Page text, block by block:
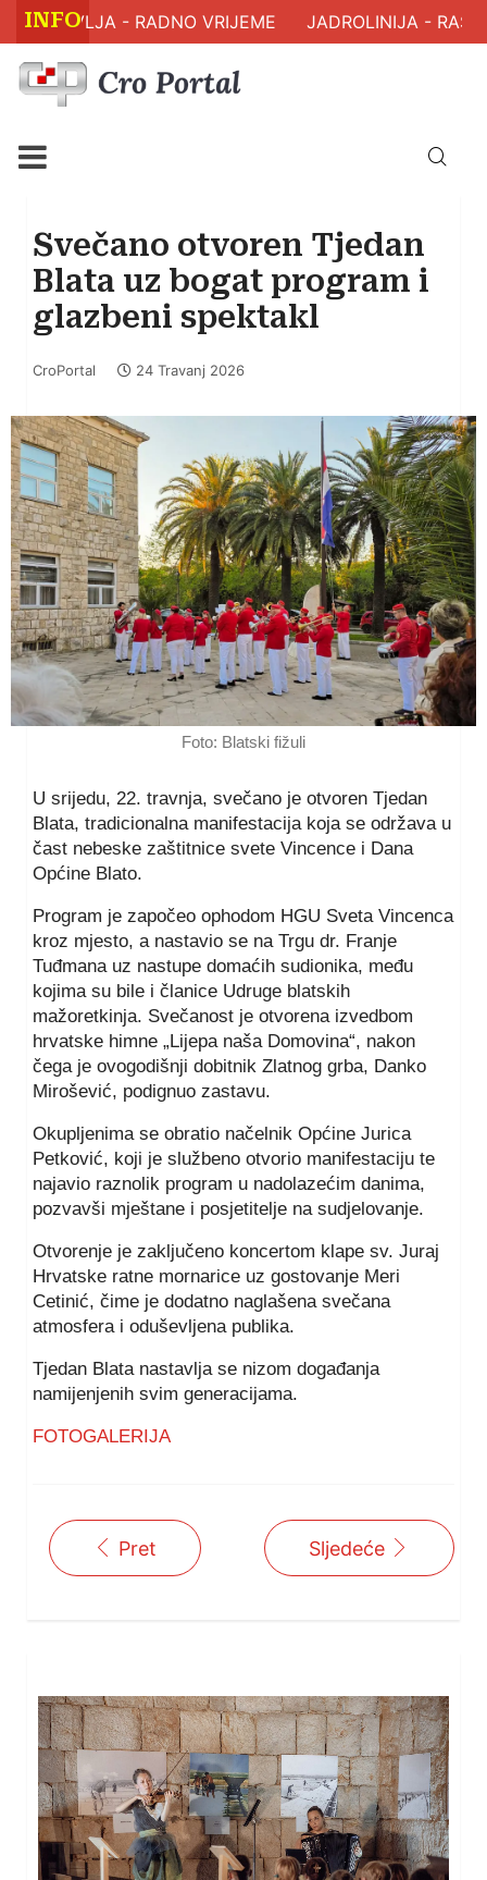
INFO
ZDRAVLJA - RADNO VRIJEME JADROLINIJA -
Svečano otvoren Tjedan
Blata uz bogat program i
glazbeni spektakl
CroPortal 24 Travanj 2026
Foto: Blatski fižuli
U srijedu, 22. travnja, svečano je otvoren Tjedan
Blata, tradicionalna manifestacija koja se održava u
čast nebeske zaštitnice svete Vincence i Dana
Općine Blato.
Program je započeo ophodom HGU Sveta Vincenca
kroz mjesto, a nastavio se na Trgu dr. Franje
Tuđmana uz nastupe domaćih sudionika, među
kojima su bile i članice Udruge blatskih
mažoretkinja. Svečanost je otvorena izvedbom
hrvatske himne „Lijepa naša Domovina“, nakon
čega je ovogodišnji dobitnik Zlatnog grba, Danko
Mirošević, podignuo zastavu.
Okupljenima se obratio načelnik Općine Jurica
Petković, koji je službeno otvorio manifestaciju te
najavio raznolik program u nadolazećim danima,
pozvavši mještane i posjetitelje na sudjelovanje.
Otvorenje je zaključeno koncertom klape sv. Juraj
Hrvatske ratne mornarice uz gostovanje Meri
Cetinić, čime je dodatno naglašena svečana
atmosfera i oduševljena publika.
Tjedan Blata nastavlja se nizom događanja
namijenjenih svim generacijama.
FOTOGALERIJA
Pret Sljedeće